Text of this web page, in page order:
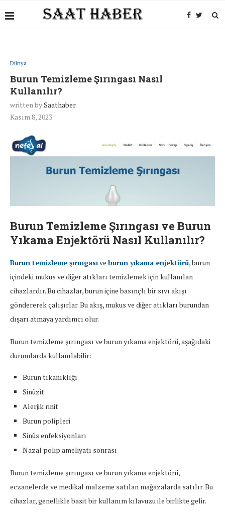
Dünya
Burun Temizleme Şırıngası Nasıl
Kullanılır?
written bySaathaber
Kasım 8, 2023
Burun Temizleme Şırıngası ve Burun
Yıkama Enjektörü Nasıl Kullanılır?
Burun temizleme şırıngasıve burun yıkama enjektörü, burun
içindeki mukus ve diğer atıkları temizlemek için kullanılan
cihazlardır. Bu cihazlar, burun içine basınçlı bir sıvı akışı
göndererek çalışırlar. Bu akış, mukus ve diğer atıkları burundan
dışarı atmaya yardımcı olur.
Burun temizleme şırıngası ve burun yıkama enjektörü, aşağıdaki
durumlarda kullanılabilir:
Burun tıkanıklığı
Sinüzit
Alerjik rinit
Burun polipleri
Sinüs enfeksiyonları
Nazal polip ameliyatı sonrası
Burun temizleme şırıngası ve burun yıkama enjektörü,
eczanelerde ve medikal malzeme satılan mağazalarda satılır. Bu
cihazlar, genellikle basit bir kullanım kılavuzu ile birlikte gelir.